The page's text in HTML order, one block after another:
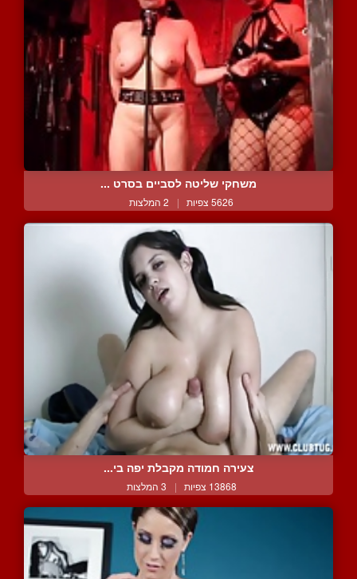
משחקי שליטה לסביים בסרט ...
5626 צפיות | 2 המלצות
צעירה חמודה מקבלת יפה בי...
13868 צפיות | 3 המלצות